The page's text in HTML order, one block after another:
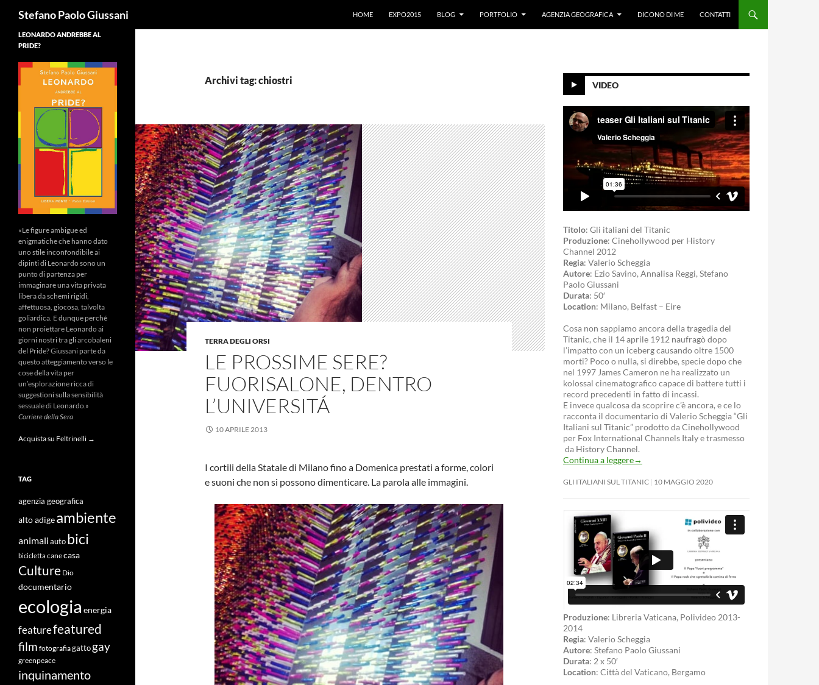
Stefano Paolo Giussani
HOME
EXPO2015 BLOG PORTFOLIO AGENZIA GEOGRAFICA DICONO DI ME CONTATTI
Archivi tag: chiostri
TERRA DEGLI ORSI
LE PROSSIME SERE?
FUORISALONE, DENTRO
L’UNIVERSITÁ
10 APRILE 2013
I cortili della Statale di Milano fino a Domenica prestati a forme, colori
e suoni che non si possono dimenticare. La parola alle immagini.
VIDEO
Titolo: Gli italiani del Titanic
Produzione: Cinehollywood per History
Channel 2012
Regia: Valerio Scheggia
Autore: Ezio Savino, Annalisa Reggi, Stefano
Paolo Giussani
Durata: 50′
Location: Milano, Belfast – Eire
Cosa non sappiamo ancora della tragedia del
Titanic, che il 14 aprile 1912 naufragò dopo
l’impatto con un iceberg causando oltre 1500
morti? Poco o nulla, si direbbe, specie dopo che
nel 1997 James Cameron ne ha realizzato un
kolossal cinematografico capace di battere tutti i
record precedenti in fatto di incassi.
E invece qualcosa da scoprire c’è ancora, e ce lo
racconta il documentario di Valerio Scheggia “Gli
Italiani sul Titanic” prodotto da Cinehollywood
per Fox International Channels Italy e trasmesso
da History Channel.
Continua a leggere→
GLI ITALIANI SUL TITANIC 10 MAGGIO 2020
Produzione: Libreria Vaticana, Polivideo 2013-
2014
Regia: Valerio Scheggia
Autore: Stefano Paolo Giussani
Durata: 2 x 50′
Location: Città del Vaticano, Bergamo
LEONARDO ANDREBBE AL
PRIDE?
«Le figure ambigue ed
enigmatiche che hanno dato
uno stile inconfondibile ai
dipinti di Leonardo sono un
punto di partenza per
immaginare una vita privata
libera da schemi rigidi,
affettuosa, giocosa, talvolta
goliardica. E dunque perché
non proiettare Leonardo ai
giorni nostri tra gli arcobaleni
del Pride? Giussani parte da
questo atteggiamento verso le
cose della vita per
un’esplorazione ricca di
suggestioni sulla sensibilità
sessuale di Leonardo.»
Corriere della Sera
Acquista su Feltrinelli →
TAG
agenzia geografica
alto adigeambiente
animali auto bici
bicicletta canecasa
Culture Dio
documentario
ecologia energia
featurefeatured
film fotografiagatto gay
greenpeace
inquinamento